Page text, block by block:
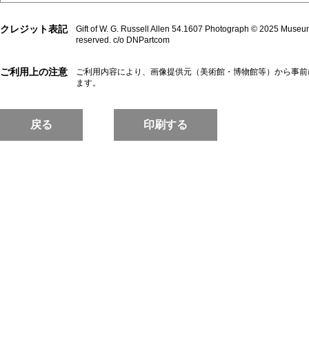
クレジット表記
Gift of W. G. Russell Allen 54.1607 Photograph © 2025
reserved. c/o DNPartcom
ご利用上の注意
ご利用内容により、画像提供元（美術館・博物館等）から事
ます。
戻る 印刷する